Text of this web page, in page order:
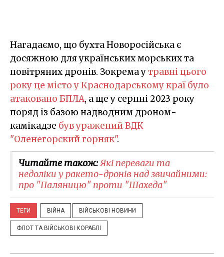
Нагадаємо, що бухта Новоросійська є
досяжною для українських морських та
повітряних дронів. Зокрема утравні цього
року це місто у Краснодарському краї було
атаковано БПЛА, а ще у серпні 2023 року
поряд із базою надводним дроном-
камікадзе був уражений ВДК
"Оленегорский горняк".
Читайте також:Які переваги та
недоліки у ракето-дронів над звичайними:
про "Паляницю" проти "Шахеда"
ТЕГИ ВІЙНА ВІЙСЬКОВІ НОВИНИ
ФЛОТ ТА ВІЙСЬКОВІ КОРАБЛІ